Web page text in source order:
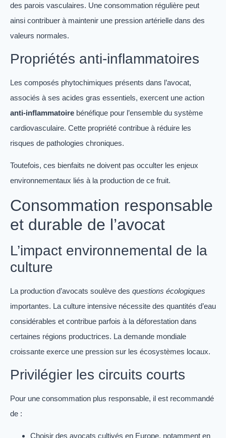
des parois vasculaires. Une consommation régulière peut
ainsi contribuer à maintenir une pression artérielle dans des
valeurs normales.
Propriétés anti-inflammatoires
Les composés phytochimiques présents dans l’avocat,
associés à ses acides gras essentiels, exercent une action
anti-inflammatoire bénéfique pour l’ensemble du système
cardiovasculaire. Cette propriété contribue à réduire les
risques de pathologies chroniques.
Toutefois, ces bienfaits ne doivent pas occulter les enjeux
environnementaux liés à la production de ce fruit.
Consommation responsable
et durable de l’avocat
L’impact environnemental de la
culture
La production d’avocats soulève des questions écologiques
importantes. La culture intensive nécessite des quantités d’eau
considérables et contribue parfois à la déforestation dans
certaines régions productrices. La demande mondiale
croissante exerce une pression sur les écosystèmes locaux.
Privilégier les circuits courts
Pour une consommation plus responsable, il est recommandé
de :
Choisir des avocats cultivés en Europe, notamment en